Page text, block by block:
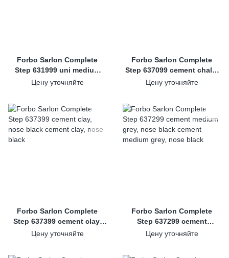
Forbo Sarlon Complete
Step 631999 uni medium
grey, nose black
Цену уточняйте
Forbo Sarlon Complete
Step 637099 cement chalk,
nose black
Цену уточняйте
Forbo Sarlon Complete
Step 637399 cement clay,
nose black
Цену уточняйте
Forbo Sarlon Complete
Step 637299 cement
medium grey, nose black
Цену уточняйте